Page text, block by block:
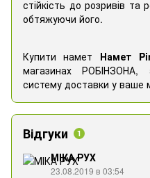
стійкість до розривів
обтяжуючи його.
Купити намет Намет
магазинах
систему доставки у ваше
Відгуки 1
МІКА РУХ
23.08.2019 в 03:54